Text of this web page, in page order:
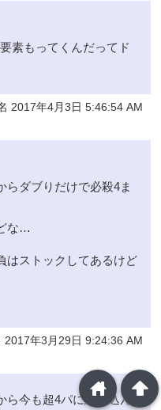
素もってくんだってド
2017年4月3日 5:46:54 AM
らダブりだけで必殺4ま
な…
はストックしてあるけど
年3月29日 9:24:36 AM
今も超4パに組み込ん arrowup
home